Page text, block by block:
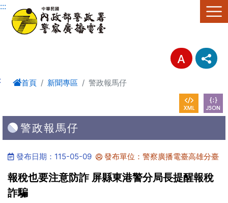
進入內容區塊
:::
首頁 新聞專區 警政報馬仔
警政報馬仔
發布日期：115-05-09 發布單位：警察廣播電臺高雄分臺
報稅也要注意防詐 屏縣東港警分局長提醒報稅
詐騙